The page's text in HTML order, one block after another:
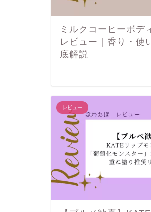
ミルクコーヒーボデ
レビュー｜香り・使
底解説
レビュー